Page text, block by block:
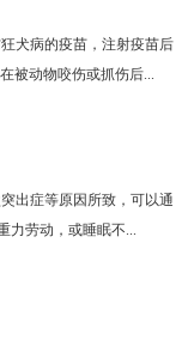
犬病的疫苗，注射疫苗后
被动物咬伤或抓伤后...
出症等原因所致，可以通
力劳动，或睡眠不...